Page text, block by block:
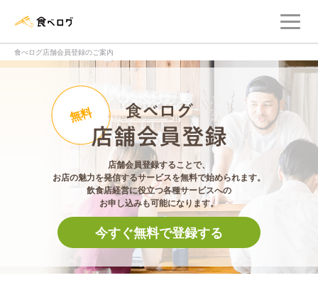
食べログ店舗会員登録のご案内
食べログ店舗会員
無料
店舗会員登録することで、
お店の魅力を発信するサービスを無料で始められます。
飲食店経営に役立つ各種サービスへの
お申し込みも可能になります。
今すぐ無料で登録する